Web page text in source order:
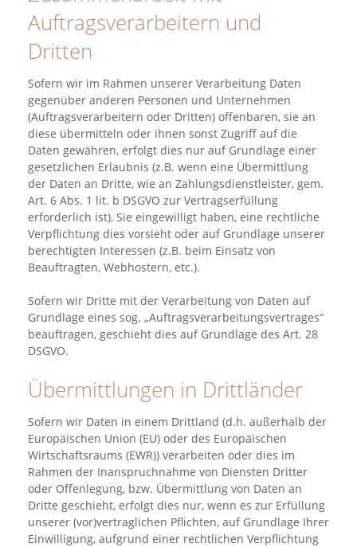
Auftragsverarbeitern und
Dritten
Sofern wir im Rahmen unserer Verarbeitung Daten
gegenüber anderen Personen und Unternehmen
(Auftragsverarbeitern oder Dritten) offenbaren, sie an
diese übermitteln oder ihnen sonst Zugriff auf die
Daten gewähren, erfolgt dies nur auf Grundlage einer
gesetzlichen Erlaubnis (z.B. wenn eine Übermittlung
der Daten an Dritte, wie an Zahlungsdienstleister, gem.
Art. 6 Abs. 1 lit. b DSGVO zur Vertragserfüllung
erforderlich ist), Sie eingewilligt haben, eine rechtliche
Verpflichtung dies vorsieht oder auf Grundlage unserer
berechtigten Interessen (z.B. beim Einsatz von
Beauftragten, Webhostern, etc.).
Sofern wir Dritte mit der Verarbeitung von Daten auf
Grundlage eines sog. „Auftragsverarbeitungsvertrages“
beauftragen, geschieht dies auf Grundlage des Art. 28
DSGVO.
Übermittlungen in Drittländer
Sofern wir Daten in einem Drittland (d.h. außerhalb der
Europäischen Union (EU) oder des Europäischen
Wirtschaftsraums (EWR)) verarbeiten oder dies im
Rahmen der Inanspruchnahme von Diensten Dritter
oder Offenlegung, bzw. Übermittlung von Daten an
Dritte geschieht, erfolgt dies nur, wenn es zur Erfüllung
unserer (vor)vertraglichen Pflichten, auf Grundlage Ihrer
Einwilligung, aufgrund einer rechtlichen Verpflichtung